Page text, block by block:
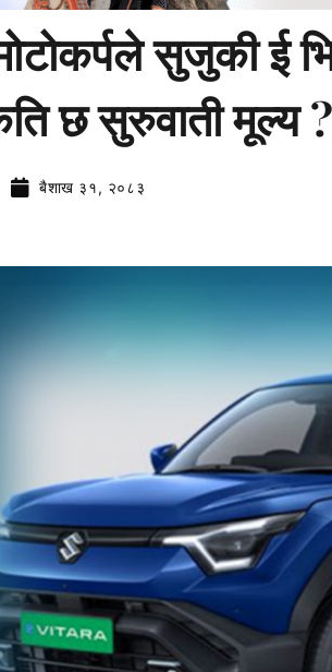
सुजुकी ई
छ सुरुवाती मूल्य ?
बैशाख ३१, २०८३